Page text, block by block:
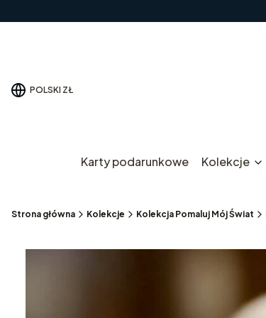
POLSKI ZŁ
Karty podarunkowe Kolekcje
Strona główna Kolekcje Kolekcja Pomaluj Mój Świat